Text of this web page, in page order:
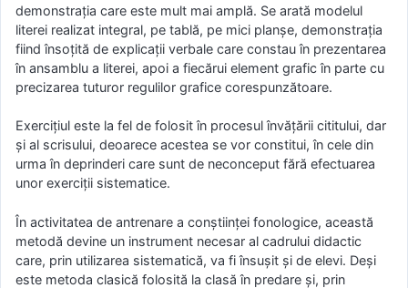
demonstraţia care este mult mai amplă. Se arată modelul
literei realizat integral, pe tablă, pe mici planşe, demonstraţia
fiind însoţită de explicaţii verbale care constau în prezentarea
în ansamblu a literei, apoi a fiecărui element grafic în parte cu
precizarea tuturor regulilor grafice corespunzătoare.
Exerciţiul este la fel de folosit în procesul învăţării cititului, dar
şi al scrisului, deoarece acestea se vor constitui, în cele din
urma în deprinderi care sunt de neconceput fără efectuarea
unor exerciţii sistematice.
În activitatea de antrenare a conștiinței fonologice, această
metodă devine un instrument necesar al cadrului didactic
care, prin utilizarea sistematică, va fi însușit și de elevi. Deși
este metoda clasică folosită la clasă în predare și, prin